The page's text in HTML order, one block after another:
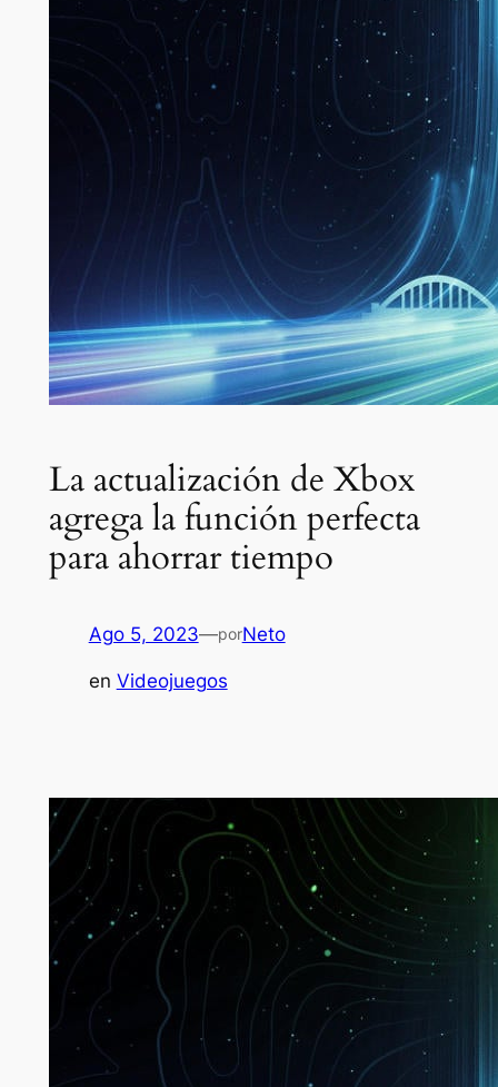
La actualización de Xbox
agrega la función perfecta
para ahorrar tiempo
Ago 5, 2023—porNeto
en Videojuegos